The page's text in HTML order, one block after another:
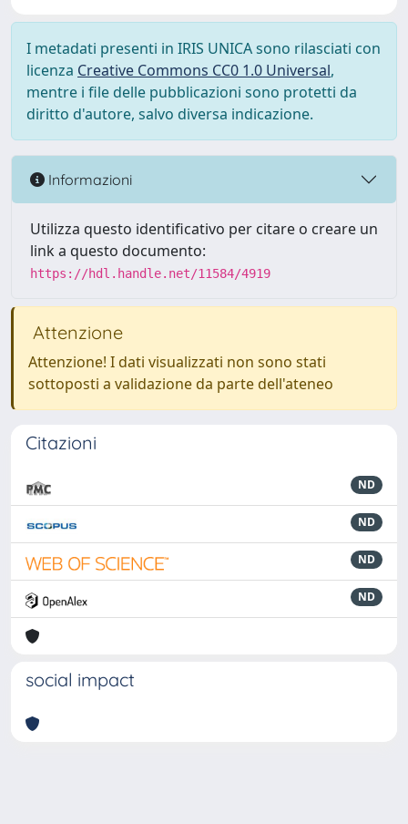
I metadati presenti in IRIS UNICA sono rilasciati con
licenza Creative Commons CC0 1.0 Universal,
mentre i file delle pubblicazioni sono protetti da
diritto d'autore, salvo diversa indicazione.
Informazioni
Utilizza questo identificativo per citare o creare un
link a questo documento:
https://hdl.handle.net/11584/4919
Attenzione
Attenzione! I dati visualizzati non sono stati
sottoposti a validazione da parte dell'ateneo
Citazioni
ND
ND
ND
ND
social impact